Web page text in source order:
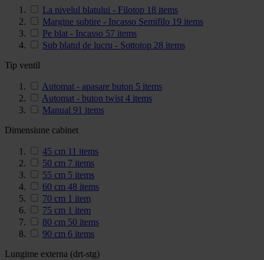
La nivelul blatului - Filotop 18 items
Margine subtire - Incasso Semifilo 19 items
Pe blat - Incasso 57 items
Sub blatul de lucru - Sottotop 28 items
Tip ventil
Automat - apasare buton 5 items
Automat - buton twist 4 items
Manual 91 items
Dimensiune cabinet
45 cm 11 items
50 cm 7 items
55 cm 5 items
60 cm 48 items
70 cm 1 item
75 cm 1 item
80 cm 50 items
90 cm 6 items
Lungime externa (drt-stg)